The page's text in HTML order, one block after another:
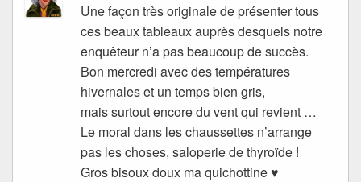
Une façon très originale de présenter tous
ces beaux tableaux auprès desquels notre
enquêteur n’a pas beaucoup de succès.
Bon mercredi avec des températures
hivernales et un temps bien gris,
mais surtout encore du vent qui revient …
Le moral dans les chaussettes n’arrange
pas les choses, saloperie de thyroïde !
Gros bisoux doux ma quichottine ♥